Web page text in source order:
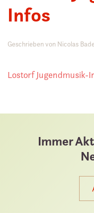
Infos
Geschrieben von Nicolas
Lostorf Jugendmusik-
Immer